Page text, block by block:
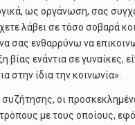
ως οργάνωση, σας
λάβει σε τόσο σοβαρά
σας ενθαρρύνω να
βίας ενάντια σε γυναίκες,
στην ίδια την κοινωνία».
συζήτησης, οι
με τους οποίους,